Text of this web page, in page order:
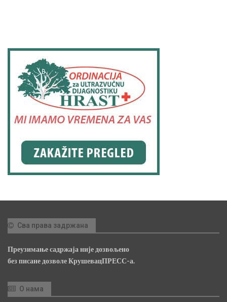
Сва права задржана
Преузимање садржаја није дозвољено
без писане дозволе КрушевацПРЕСС-а.
О нама